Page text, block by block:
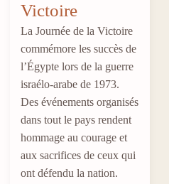
Victoire
La Journée de la Victoire
commémore les succès de
l’Égypte lors de la guerre
israélo-arabe de 1973.
Des événements organisés
dans tout le pays rendent
hommage au courage et
aux sacrifices de ceux qui
ont défendu la nation.